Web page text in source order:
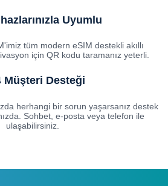
Uyumlu
tüm modern eSIM destekli akıllı
için QR kodu taramanız yeterli.
Müşteri Desteği
herhangi bir sorun yaşarsanız destek
Sohbet, e-posta veya telefon ile
ulaşabilirsiniz.